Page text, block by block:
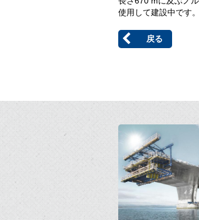
使用して建設中です。
戻る
Open